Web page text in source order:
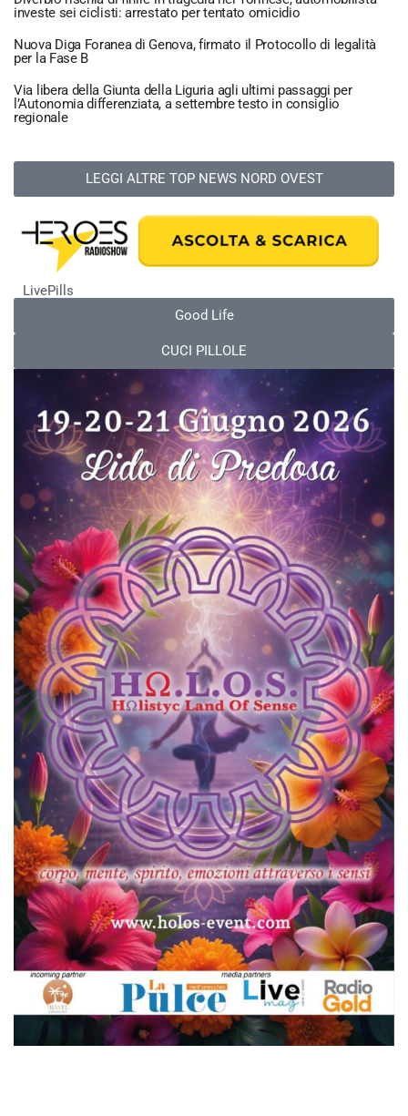
investe sei ciclisti: arrestato per tentato omicidio
Nuova Diga Foranea di Genova, firmato il Protocollo di legalità
per la Fase B
Via libera della Giunta della Liguria agli ultimi passaggi per
l’Autonomia differenziata, a settembre testo in consiglio
regionale
LEGGI ALTRE TOP NEWS NORD OVEST
LivePills
Good Life
CUCI PILLOLE